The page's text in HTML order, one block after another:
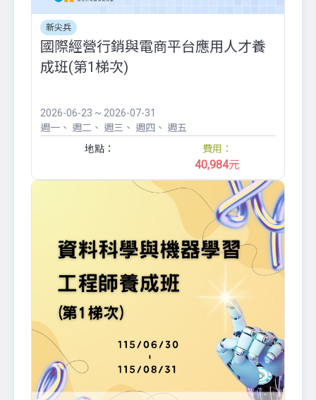
新尖兵
國際經營行銷與電商平台應用人才養
成班(第1梯次)
2026-06-23 ~ 2026-07-31
週一
週二 週三 週四
週五
地點：
費用：
40,984元